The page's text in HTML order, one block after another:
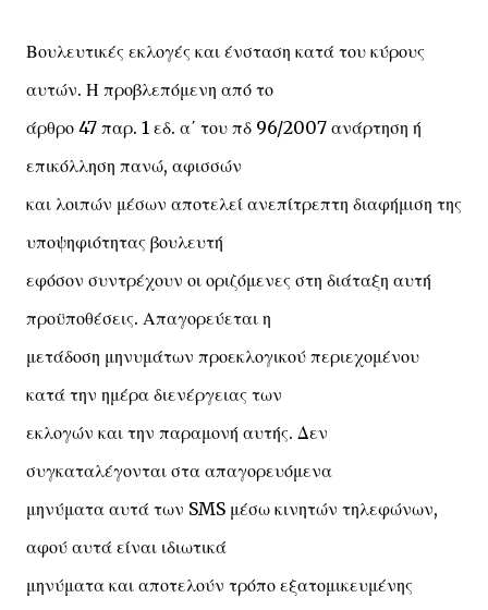
Βουλευτικές εκλογές και ένσταση κατά του κύρους
αυτών. Η προβλεπόμενη από το
άρθρο 47 παρ. 1 εδ. α΄ του πδ 96/2007 ανάρτηση ή
επικόλληση πανώ, αφισσών
και λοιπών μέσων αποτελεί ανεπίτρεπτη διαφήμιση της
υποψηφιότητας βουλευτή
εφόσον συντρέχουν οι οριζόμενες στη διάταξη αυτή
προϋποθέσεις. Απαγορεύεται η
μετάδοση μηνυμάτων προεκλογικού περιεχομένου
κατά την ημέρα διενέργειας των
εκλογών και την παραμονή αυτής. Δεν
συγκαταλέγονται στα απαγορευόμενα
μηνύματα αυτά των SMS μέσω κινητών τηλεφώνων,
αφού αυτά είναι ιδιωτικά
μηνύματα και αποτελούν τρόπο εξατομικευμένης